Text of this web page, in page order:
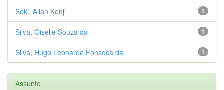
1
Seki, Allan Kenji
1
Silva, Giselle Souza da
1
Silva, Hugo Leonardo Fonseca da
Assunto